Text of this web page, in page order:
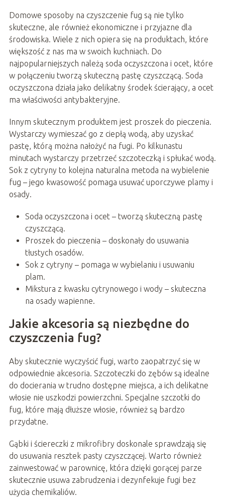
Domowe sposoby na czyszczenie fug są nie tylko
skuteczne, ale również ekonomiczne i przyjazne dla
środowiska. Wiele z nich opiera się na produktach, które
większość z nas ma w swoich kuchniach. Do
najpopularniejszych należą soda oczyszczona i ocet, które
w połączeniu tworzą skuteczną pastę czyszczącą. Soda
oczyszczona działa jako delikatny środek ścierający, a ocet
ma właściwości antybakteryjne.
Innym skutecznym produktem jest proszek do pieczenia.
Wystarczy wymieszać go z ciepłą wodą, aby uzyskać
pastę, którą można nałożyć na fugi. Po kilkunastu
minutach wystarczy przetrzeć szczoteczką i spłukać wodą.
Sok z cytryny to kolejna naturalna metoda na wybielenie
fug – jego kwasowość pomaga usuwać uporczywe plamy i
osady.
Soda oczyszczona i ocet – tworzą skuteczną pastę
czyszczącą.
Proszek do pieczenia – doskonały do usuwania
tłustych osadów.
Sok z cytryny – pomaga w wybielaniu i usuwaniu
plam.
Mikstura z kwasku cytrynowego i wody – skuteczna
na osady wapienne.
Jakie akcesoria są niezbędne do
czyszczenia fug?
Aby skutecznie wyczyścić fugi, warto zaopatrzyć się w
odpowiednie akcesoria. Szczoteczki do zębów są idealne
do docierania w trudno dostępne miejsca, a ich delikatne
włosie nie uszkodzi powierzchni. Specjalne szczotki do
fug, które mają dłuższe włosie, również są bardzo
przydatne.
Gąbki i ściereczki z mikrofibry doskonale sprawdzają się
do usuwania resztek pasty czyszczącej. Warto również
zainwestować w parownicę, która dzięki gorącej parze
skutecznie usuwa zabrudzenia i dezynfekuje fugi bez
użycia chemikaliów.